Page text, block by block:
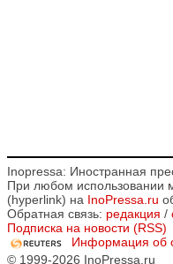
Inopressa: Иностранная
При любом использовании
(hyperlink) на InoPressa.ru
Обратная связь: редакция /
Подписка на новости (RSS)
Информация об
© 1999-2026 InoPressa.ru